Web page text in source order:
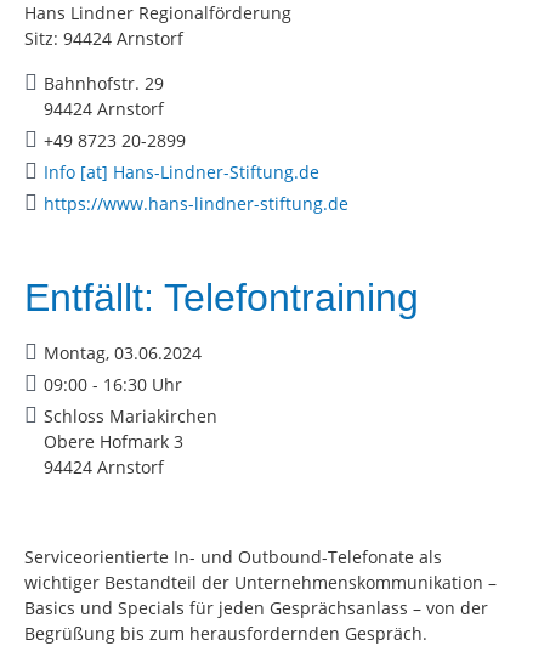
Hans Lindner Regionalförderung
Sitz: 94424 Arnstorf
Bahnhofstr. 29
94424 Arnstorf
+49 8723 20-2899
Info [at] Hans-Lindner-Stiftung.de
https://www.hans-lindner-stiftung.de
Entfällt: Telefontraining
Montag, 03.06.2024
09:00 - 16:30 Uhr
Schloss Mariakirchen
Obere Hofmark 3
94424 Arnstorf
Serviceorientierte In- und Outbound-Telefonate als
wichtiger Bestandteil der Unternehmenskommunikation –
Basics und Specials für jeden Gesprächsanlass – von der
Begrüßung bis zum herausfordernden Gespräch.